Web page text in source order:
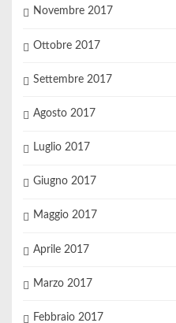
Novembre 2017
Ottobre 2017
Settembre 2017
Agosto 2017
Luglio 2017
Giugno 2017
Maggio 2017
Aprile 2017
Marzo 2017
Febbraio 2017